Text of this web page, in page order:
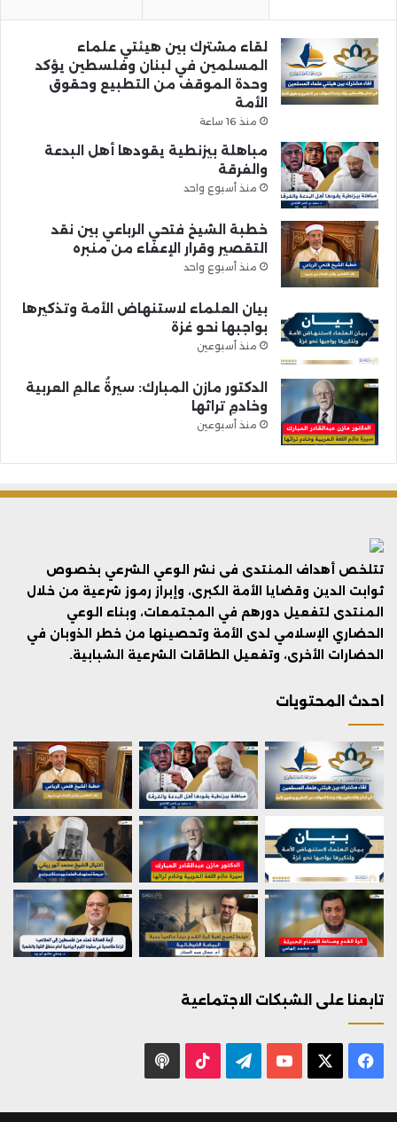
لقاء مشترك بين هيئتي علماء
المسلمين في لبنان وفلسطين يؤكد
وحدة الموقف من التطبيع وحقوق
الأمة
منذ 16 ساعة
مباهلة بيزنطية يقودها أهل البدعة
والفرقة
منذ أسبوع واحد
خطبة الشيخ فتحي الرباعي بين نقد
التقصير وقرار الإعفاء من منبره
منذ أسبوع واحد
بيان العلماء لاستنهاض الأمة وتذكيرها
بواجبها نحو غزة
منذ أسبوعين
الدكتور مازن المبارك: سيرةُ عالمِ العربية
وخادمِ تراثها
منذ أسبوعين
تتلخص أهداف المنتدى فى نشر الوعي الشرعي بخصوص
ثوابت الدين وقضايا الأمة الكبرى، وإبراز رموز شرعية من خلال
المنتدى لتفعيل دورهم في المجتمعات، وبناء الوعي
الحضاري الإسلامي لدى الأمة وتحصينها من خطر الذوبان في
الحضارات الأخرى، وتفعيل الطاقات الشرعية الشبابية.
احدث المحتويات
تابعنا على الشبكات الاجتماعية
فيسبوك يوتيوب تيلقرام ‫TikTok